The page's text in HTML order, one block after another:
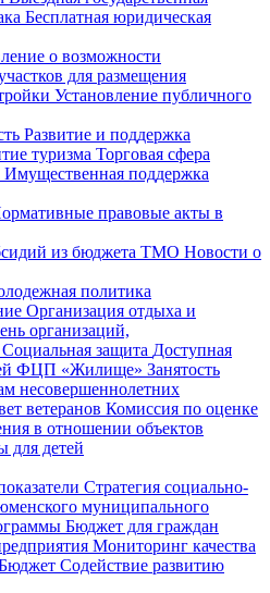
Бесплатная юридическая
о возможности
для размещения
Установление публичного
Развитие и поддержка
туризма Торговая сфера
Имущественная поддержка
правовые акты в
из бюджета ТМО Новости о
политика
Организация отдыха и
организаций,
Социальная защита Доступная
ФЦП «Жилище» Занятость
несовершеннолетних
ветеранов Комиссия по оценке
в отношении объектов
для детей
Стратегия социально-
муниципального
Бюджет для граждан
Мониторинг качества
Содействие развитию